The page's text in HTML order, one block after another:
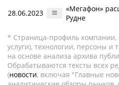
28.06.2023
«Мегафон»
Рудне
* Страница-профиль компании,
услуги), технологии, персоны и
на основе анализа архива
Обрабатываются тексты всех
(новости, включая "Главные